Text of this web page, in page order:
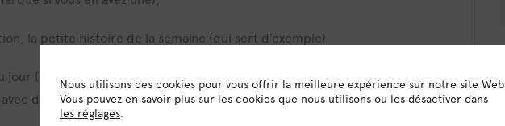
la petite histoire de la semaine (qui sert d’exemple)
(ex: je veux être mis en relation avec monsieur Y, DG de la société X; je
des assureurs,…).
Nous utilisons des cookies pour vous offrir la meilleure expérience sur notre site Web.
Vous pouvez en savoir plus sur les cookies que nous utilisons ou les désactiver dans
les réglages